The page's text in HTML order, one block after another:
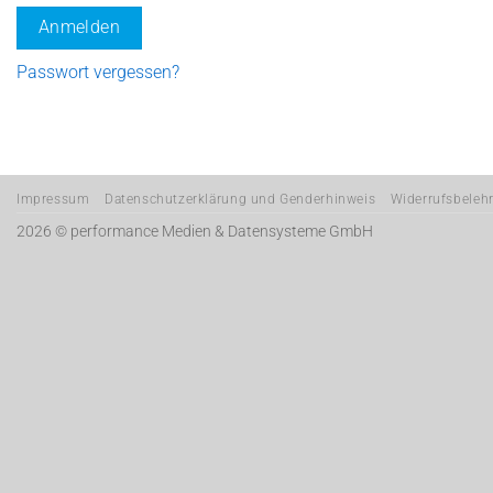
Anmelden
Passwort vergessen?
Impressum Datenschutzerklärung und Genderhinweis
2026 © performance Medien & Datensysteme GmbH